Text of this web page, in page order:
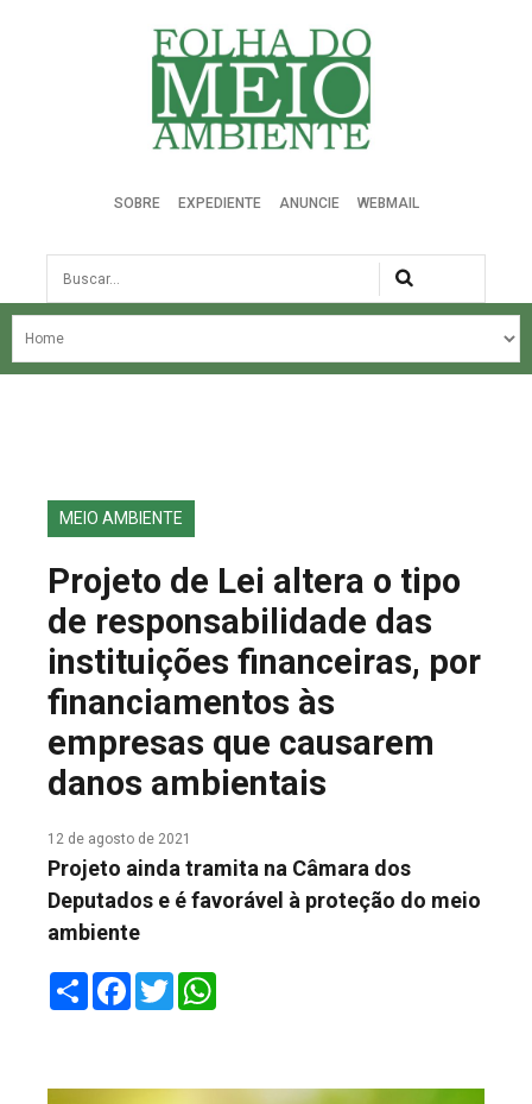
Folha do Meio Ambiente
SOBRE EXPEDIENTE ANUNCIE WEBMAIL
Busca
NOSSA HISTÓRIA
EDIÇÕES ANTERIORES
FALE CONOSCO
MEIO AMBIENTE
Projeto de Lei altera o tipo
de responsabilidade das
instituições financeiras, por
financiamentos às
empresas que causarem
danos ambientais
12 de agosto de 2021
Projeto ainda tramita na Câmara dos
Deputados e é favorável à proteção do meio
ambiente
ShareFacebook
Twitter